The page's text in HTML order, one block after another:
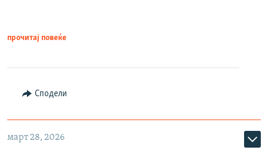
прочитај повеќе
Сподели
март 28, 2026